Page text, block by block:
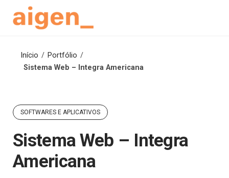
Início / Portfólio /
Sistema Web – Integra Americana
SOFTWARES E APLICATIVOS
Sistema Web – Integra
Americana